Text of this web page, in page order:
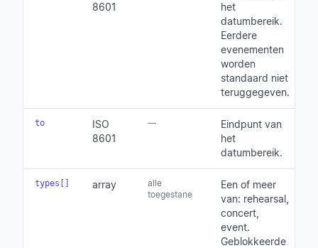
8601
het
datumbereik.
Eerdere
evenementen
worden
standaard niet
teruggegeven.
to
ISO
8601
—
Eindpunt van
het
datumbereik.
types[] array
alle
toegestane
Een of meer
van: rehearsal,
concert,
event.
Geblokkeerde